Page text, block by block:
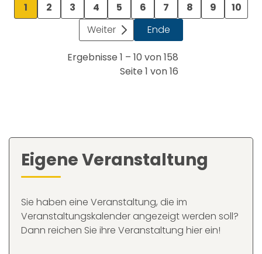
1 2 3 4 5 6 7 8 9
10
Weiter
Ende
Ergebnisse 1 – 10 von 158
Seite 1 von 16
Eigene Veranstaltung
Sie haben eine Veranstaltung, die im
Veranstaltungskalender angezeigt werden soll?
Dann reichen Sie ihre Veranstaltung hier ein!